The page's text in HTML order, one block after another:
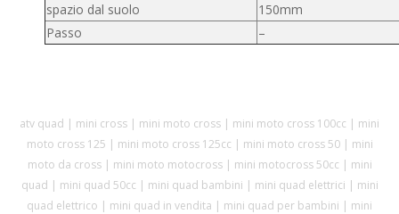
spazio dal suolo
150mm
Passo
–
atv quad | mini cross | mini moto cross | mini moto cross 100cc | mini
moto cross 125 | mini moto cross 125cc | mini moto cross 50 | mini
moto da cross | mini moto motocross | mini motocross 50cc | mini
quad | mini quad 50cc | mini quad bambini | mini quad elettrici | mini
quad elettrico | mini quad in vendita | mini quad per bambini | mini